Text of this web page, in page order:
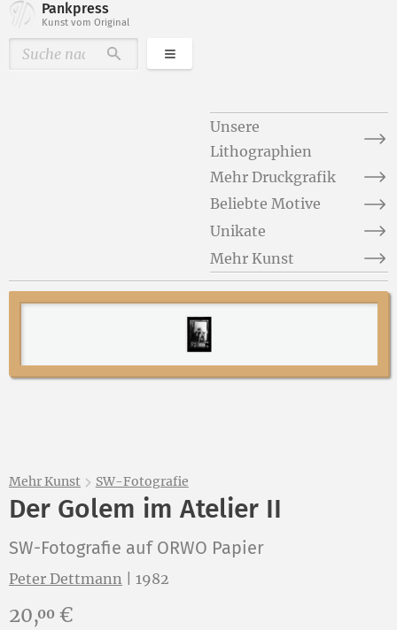
Pankpress
Kunst vom Original
DurchsuchenKategorien
Unsere
Lithographien
Mehr Druckgrafik
Beliebte Motive
Unikate
Mehr Kunst
Mehr Kunst SW-Fotografie
Der Golem im Atelier II
SW-Fotografie auf ORWO Papier
Peter Dettmann 1982
Preis:
20,00 €